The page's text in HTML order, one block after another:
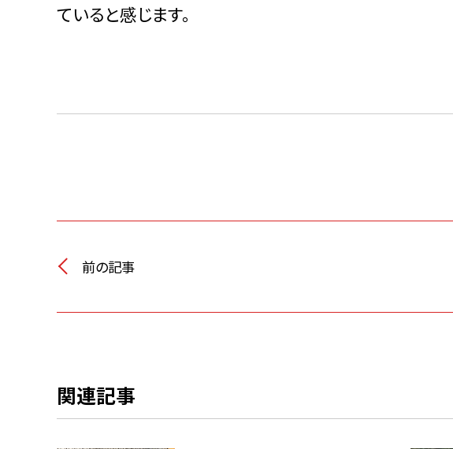
ていると感じます。
前の記事
関連記事